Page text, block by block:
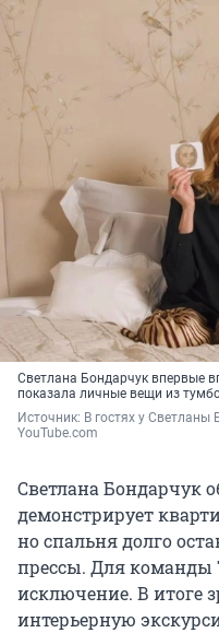
Светлана Бондарчук впервые
показала личные вещи из
Источник: В гостях у Светланы
YouTube.com
Светлана Бондарчук
демонстрирует
но спальня долго
прессы. Для команды
исключение. В итоге
интерьерную